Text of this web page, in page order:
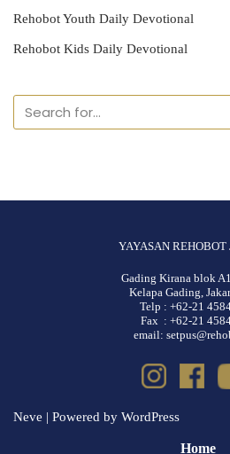
Rehobot Youth Daily Devotional
Rehobot Kids Daily Devotional
YAYASAN REHOBOT
Gading Kirana blok
Kelapa Gading,
Telp : +62-21
Fax : +62-21
email:
Neve | Powered by WordPress
Home